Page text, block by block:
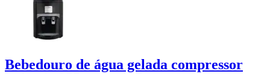
Bebedouro de água gelada compressor